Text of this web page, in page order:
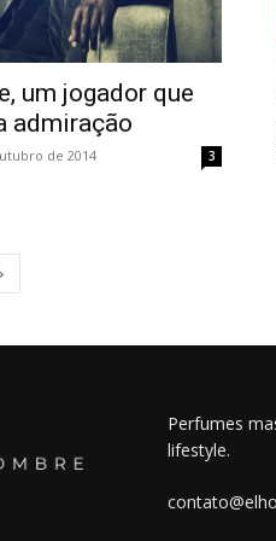
um jogador que
admiração
de 2014 3
Perfumes
lifestyle.